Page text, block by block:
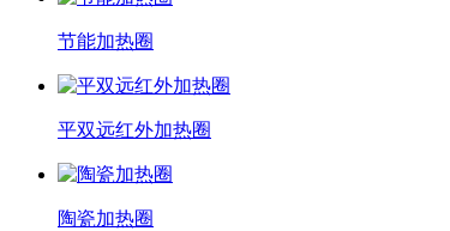
节能加热圈
平双远红外加热圈
陶瓷加热圈